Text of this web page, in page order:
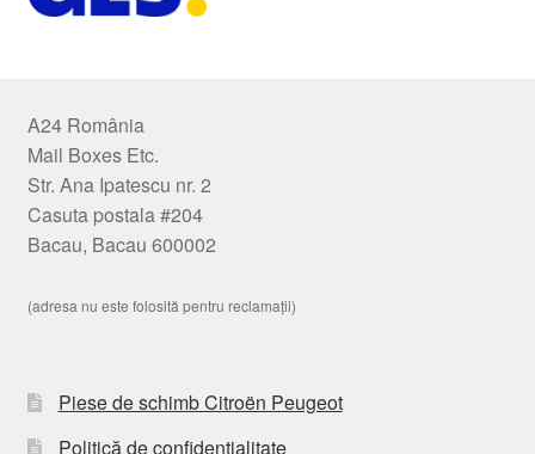
A24 România
Mail Boxes Etc.
Str. Ana Ipatescu nr. 2
Casuta postala #204
Bacau, Bacau 600002
(adresa nu este folosită pentru reclamații)
Piese de schimb Citroën Peugeot
Politică de confidențialitate